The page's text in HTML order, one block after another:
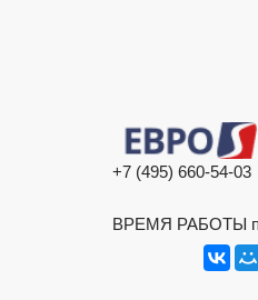
+7 (495) 660-54-03
ВРЕМЯ РАБОТЫ